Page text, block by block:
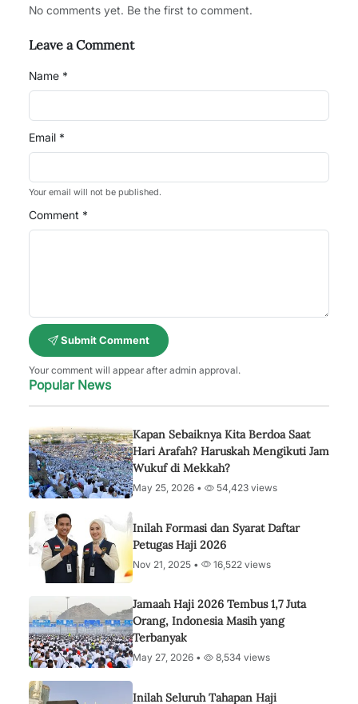
No comments yet. Be the first to comment.
Leave a Comment
Name *
Email *
Your email will not be published.
Comment *
Submit Comment
Your comment will appear after admin approval.
Popular News
Kapan Sebaiknya Kita Berdoa Saat
Hari Arafah? Haruskah Mengikuti Jam
Wukuf di Mekkah?
May 25, 2026 • 54,423 views
Inilah Formasi dan Syarat Daftar
Petugas Haji 2026
Nov 21, 2025 • 16,522 views
Jamaah Haji 2026 Tembus 1,7 Juta
Orang, Indonesia Masih yang
Terbanyak
May 27, 2026 • 8,534 views
Inilah Seluruh Tahapan Haji